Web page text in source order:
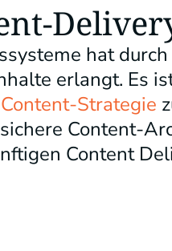
hat
erlangt. Es
Content-Strategie
Content-
Content